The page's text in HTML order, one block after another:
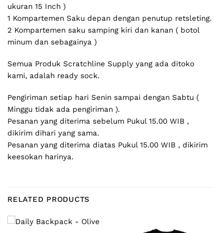
ukuran 15 Inch )
1 Kompartemen Saku depan dengan penutup retsleting.
2 Kompartemen saku samping kiri dan kanan ( botol
minum dan sebagainya )
Semua Produk Scratchline Supply yang ada ditoko
kami, adalah ready sock.
Pengiriman setiap hari Senin sampai dengan Sabtu (
Minggu tidak ada pengiriman ).
Pesanan yang diterima sebelum Pukul 15.00 WIB ,
dikirim dihari yang sama.
Pesanan yang diterima diatas Pukul 15.00 WIB , dikirim
keesokan harinya.
RELATED PRODUCTS